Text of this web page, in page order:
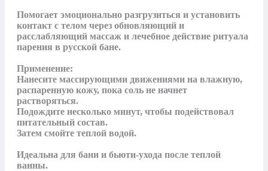
Помогает эмоционально разгрузиться и установить
контакт с телом через обновляющий и
расслабляющий массаж и лечебное действие ритуала
парения в русской бане.
Применение:
Нанесите массирующими движениями на влажную,
распаренную кожу, пока соль не начнет
растворяться.
Подождите несколько минут, чтобы подействовал
питательный состав.
Затем смойте теплой водой.
Идеальна для бани и бьюти-ухода после теплой
ванны.